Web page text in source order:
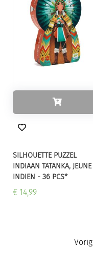
SILHOUETTE PUZZEL
INDIAAN TATANKA, JEUNE
INDIEN - 36 PCS*
€ 14,99